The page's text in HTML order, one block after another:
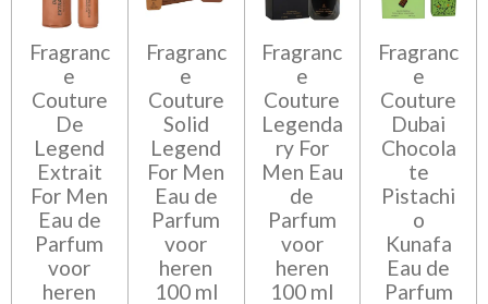
Fragranc
e
Couture
De
Legend
Extrait
For Men
Eau de
Parfum
voor
heren
Fragranc
e
Couture
Solid
Legend
For Men
Eau de
Parfum
voor
heren
100 ml
Fragranc
e
Couture
Legenda
ry For
Men Eau
de
Parfum
voor
heren
100 ml
Fragranc
e
Couture
Dubai
Chocola
te
Pistachi
o
Kunafa
Eau de
Parfum